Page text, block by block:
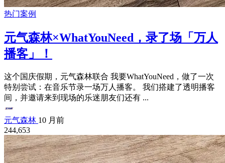
热门案例
元气森林×WhatYouNeed，录了场「万人
播客」！
这个国庆假期，元气森林联合 我要WhatYouNeed，做了一次
特别尝试：在音乐节录一场万人播客。 我们搭建了透明播客
间，并邀请来到现场的乐迷朋友们还有 ...
元气森林 10 月前
244,653